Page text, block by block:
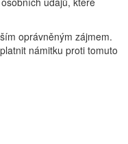
oprávněným zájmem.
námitku proti tomuto